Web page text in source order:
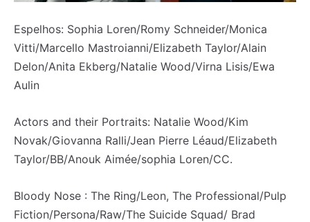
Espelhos: Sophia Loren/Romy Schneider/Monica
Vitti/Marcello Mastroianni/Elizabeth Taylor/Alain
Delon/Anita Ekberg/Natalie Wood/Virna Lisis/Ewa
Aulin
Actors and their Portraits: Natalie Wood/Kim
Novak/Giovanna Ralli/Jean Pierre Léaud/Elizabeth
Taylor/BB/Anouk Aimée/sophia Loren/CC.
Bloody Nose : The Ring/Leon, The Professional/Pulp
Fiction/Persona/Raw/The Suicide Squad/ Brad